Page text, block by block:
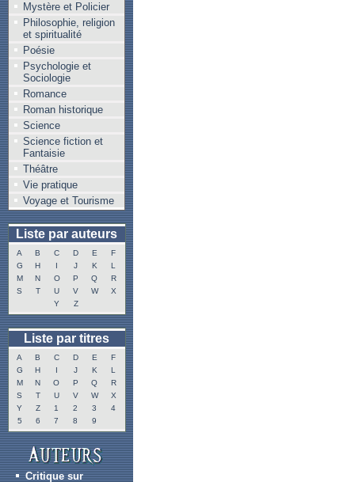
Mystère et Policier
Philosophie, religion
et spiritualité
Poésie
Psychologie et
Sociologie
Romance
Roman historique
Science
Science fiction et
Fantaisie
Théâtre
Vie pratique
Voyage et Tourisme
Liste par auteurs
A B C D E
F
G
H I J K
L
M
N O P Q
R
S
T U V W
X
Y
Z
Liste par titres
A B C D E
F
G
H I J K
L
M
N O P Q
R
S
T U V W
X
Y
Z 1 2 3
4
5
6 7 8 9
Critique sur